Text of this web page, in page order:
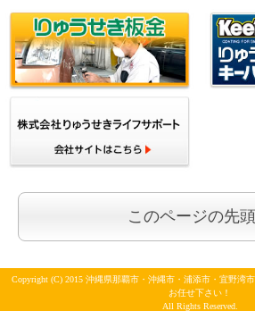
このページの先
Copyright (C) 2015 沖縄県那覇市・沖縄市・浦添市・宜野湾
お任せ下さい！
All Rights Reserved.